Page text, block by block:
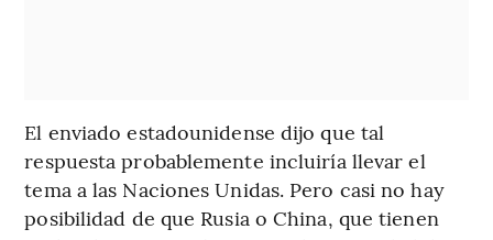
El enviado estadounidense dijo que tal
respuesta probablemente incluiría llevar el
tema a las Naciones Unidas. Pero casi no hay
posibilidad de que Rusia o China, que tienen